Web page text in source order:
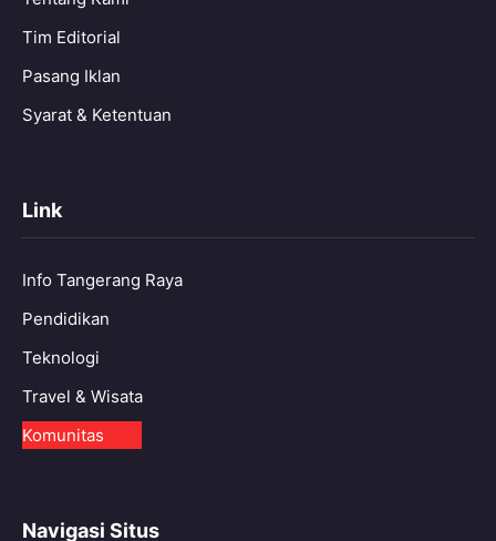
Tim Editorial
Pasang Iklan
Syarat & Ketentuan
Link
Info Tangerang Raya
Pendidikan
Teknologi
Travel & Wisata
Komunitas
Navigasi Situs